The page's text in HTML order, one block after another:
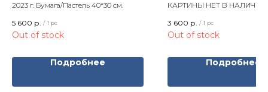
2023 г. Бумага/Пастель 40*30 см.
5 600 р. / 1 pc
Out of stock
Подробнее
КАРТИНЫ НЕТ В НАЛИЧИИ
3 600 р. / 1 pc
Out of stock
Подробнее